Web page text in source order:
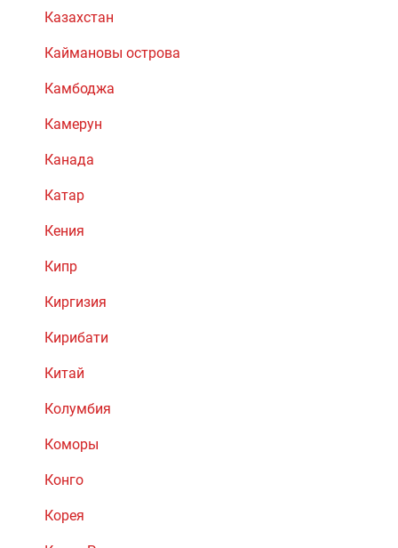
Казахстан
Каймановы острова
Камбоджа
Камерун
Канада
Катар
Кения
Кипр
Киргизия
Кирибати
Китай
Колумбия
Коморы
Конго
Корея